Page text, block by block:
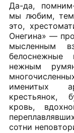
Да-да,
мы любим,
это,
Онегина» —
мысленным
белоснежные
нежным
именитых
крестьянок,
кровь,
сотни